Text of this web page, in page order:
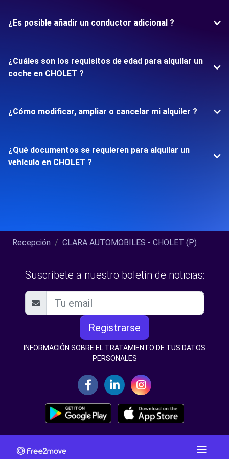
¿Es posible añadir un conductor adicional ?
¿Cuáles son los requisitos de edad para alquilar un
coche en CHOLET ?
¿Cómo modificar, ampliar o cancelar mi alquiler ?
¿Qué documentos se requieren para alquilar un
vehículo en CHOLET ?
Recepción CLARA AUTOMOBILES - CHOLET (P)
Suscríbete a nuestro boletín de noticias:
Registrarse
INFORMACIÓN SOBRE EL TRATAMIENTO DE TUS DATOS
PERSONALES